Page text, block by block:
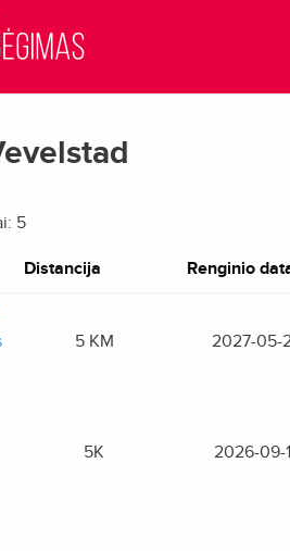
5
Distancija Renginio
5 KM 2027-05-
5K 2026-09-